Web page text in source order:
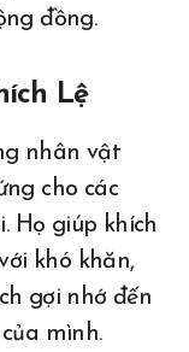
đồng.
Lệ
nhân vật
cho các
Họ giúp khích
khó khăn,
gợi nhớ đến
mình.